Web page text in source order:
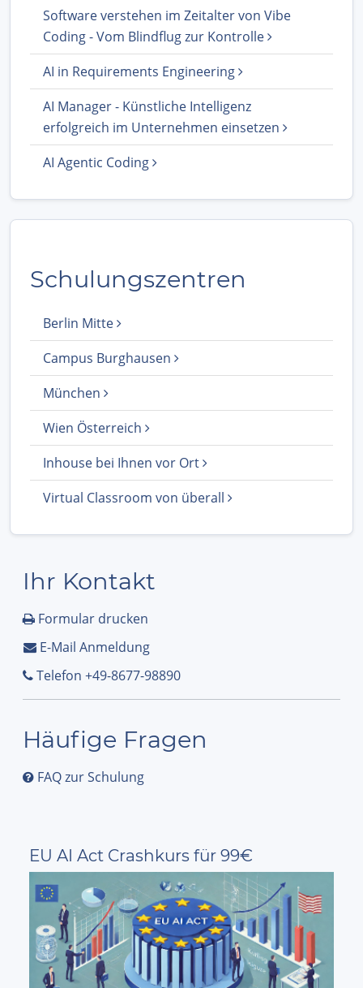
Software verstehen im Zeitalter von Vibe
Coding - Vom Blindflug zur Kontrolle
AI in Requirements Engineering
AI Manager - Künstliche Intelligenz
erfolgreich im Unternehmen einsetzen
AI Agentic Coding
Schulungszentren
Berlin Mitte
Campus Burghausen
München
Wien Österreich
Inhouse bei Ihnen vor Ort
Virtual Classroom von überall
Ihr Kontakt
Formular drucken
E-Mail Anmeldung
Telefon +49-8677-98890
Häufige Fragen
FAQ zur Schulung
EU AI Act Crashkurs für 99€